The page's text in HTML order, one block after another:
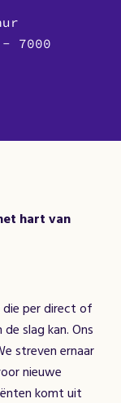
- 7000
hart van
die per direct of
slag kan. Ons
streven ernaar
nieuwe
komt uit